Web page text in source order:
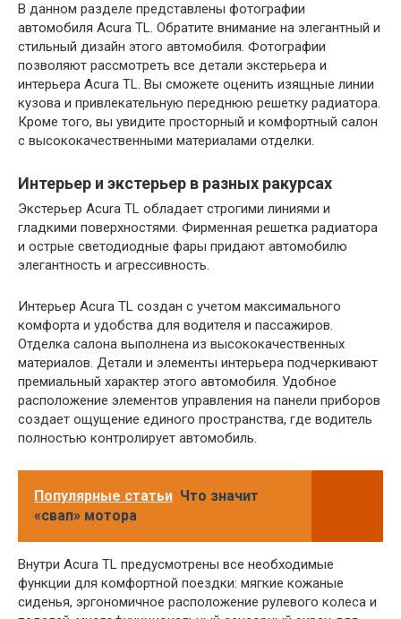
В данном разделе представлены фотографии
автомобиля Acura TL. Обратите внимание на элегантный и
стильный дизайн этого автомобиля. Фотографии
позволяют рассмотреть все детали экстерьера и
интерьера Acura TL. Вы сможете оценить изящные линии
кузова и привлекательную переднюю решетку радиатора.
Кроме того, вы увидите просторный и комфортный салон
с высококачественными материалами отделки.
Интерьер и экстерьер в разных ракурсах
Экстерьер Аcura TL обладает строгими линиями и
гладкими поверхностями. Фирменная решетка радиатора
и острые светодиодные фары придают автомобилю
элегантность и агрессивность.
Интерьер Аcura TL создан с учетом максимального
комфорта и удобства для водителя и пассажиров.
Отделка салона выполнена из высококачественных
материалов. Детали и элементы интерьера подчеркивают
премиальный характер этого автомобиля. Удобное
расположение элементов управления на панели приборов
создает ощущение единого пространства, где водитель
полностью контролирует автомобиль.
Популярные статьи Что значит
«свап» мотора
Внутри Аcura TL предусмотрены все необходимые
функции для комфортной поездки: мягкие кожаные
сиденья, эргономичное расположение рулевого колеса и